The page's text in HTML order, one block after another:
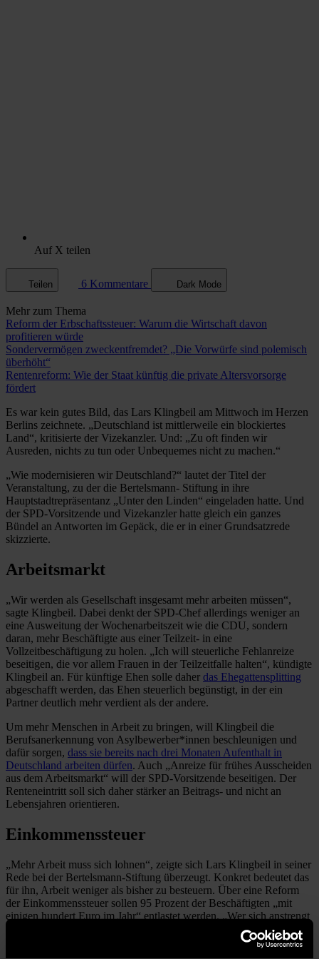
Auf X teilen
Teilen 6 Kommentare Dark Mode
Mehr zum Thema
Reform der Erbschaftssteuer: Warum die Wirtschaft davon
profitieren würde
Sondervermögen zweckentfremdet? „Die Vorwürfe sind polemisch
überhöht“
Rentenreform: Wie der Staat künftig die private Altersvorsorge
fördert
Es war kein gutes Bild, das Lars Klingbeil am Mittwoch im Herzen
Berlins zeichnete. „Deutschland ist mittlerweile ein blockiertes
Land“, kritisierte der Vizekanzler. Und: „Zu oft finden wir
Ausreden, nichts zu tun oder Unbequemes nicht zu machen.“
„Wie modernisieren wir Deutschland?“ lautet der Titel der
Veranstaltung, zu der die Bertelsmann- Stiftung in ihre
Hauptstadtrepräsentanz „Unter den Linden“ eingeladen hatte. Und
der SPD-Vorsitzende und Vizekanzler hatte gleich ein ganzes
Bündel an Antworten im Gepäck, die er in einer Grundsatzrede
skizzierte.
Arbeitsmarkt
„Wir werden als Gesellschaft insgesamt mehr arbeiten müssen“,
sagte Klingbeil. Dabei denkt der SPD-Chef allerdings weniger an
eine Ausweitung der Wochenarbeitszeit wie die CDU, sondern
daran, mehr Beschäftigte aus einer Teilzeit- in eine
Vollzeitbeschäftigung zu holen. „Ich will steuerliche Fehlanreize
beseitigen, die vor allem Frauen in der Teilzeitfalle halten“, kündigte
Klingbeil an. Für künftige Ehen solle daher das Ehegattensplitting
abgeschafft werden, das Ehen steuerlich begünstigt, in der ein
Partner deutlich mehr verdient als der andere.
Um mehr Menschen in Arbeit zu bringen, will Klingbeil die
Berufsanerkennung von Asylbewerber*innen beschleunigen und
dafür sorgen, dass sie bereits nach drei Monaten Aufenthalt in
Deutschland arbeiten dürfen. Auch „Anreize für frühes Ausscheiden
aus dem Arbeitsmarkt“ will der SPD-Vorsitzende beseitigen. Der
Renteneintritt soll sich daher stärker an Beitrags- und nicht an
Lebensjahren orientieren.
Einkommenssteuer
„Mehr Arbeit muss sich lohnen“, zeigte sich Lars Klingbeil in seiner
Rede bei der Bertelsmann-Stiftung überzeugt. Konkret bedeutet das
für ihn, Arbeit weniger als bisher zu besteuern. Über eine Reform
der Einkommenssteuer sollen 95 Prozent der Beschäftigten „mit
einigen hundert Euro im Jahr“ entlastet werden. „Wer sich anstrengt
und mehr arbeitet, hat mit dieser Reform endlich mehr Geld in der
Tasche“, versprach Klingbeil. Im Gegenzug sollen hohe